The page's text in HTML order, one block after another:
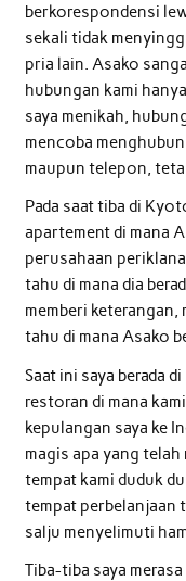
berkorespondensi
sekali tidak
pria lain. Asako
hubungan kami
saya menikah,
mencoba
maupun telepon,
Pada saat tiba di
apartement di mana
perusahaan
tahu di mana dia
memberi keterangan,
tahu di mana Asako
Saat ini saya berada
restoran di mana
kepulangan saya ke
magis apa yang telah
tempat kami duduk
tempat perbelanjaan
salju menyelimuti
Tiba-tiba saya